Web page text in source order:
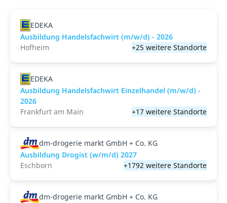
EDEKA
Ausbildung Handelsfachwirt (m/w/d) - 2026
Hofheim
+25 weitere Standorte
EDEKA
Ausbildung Handelsfachwirt Einzelhandel (m/w/d) -
2026
Frankfurt am Main
+17 weitere Standorte
dm-drogerie markt GmbH + Co. KG
Ausbildung Drogist (w/m/d) 2027
Eschborn
+1792 weitere Standorte
dm-drogerie markt GmbH + Co. KG